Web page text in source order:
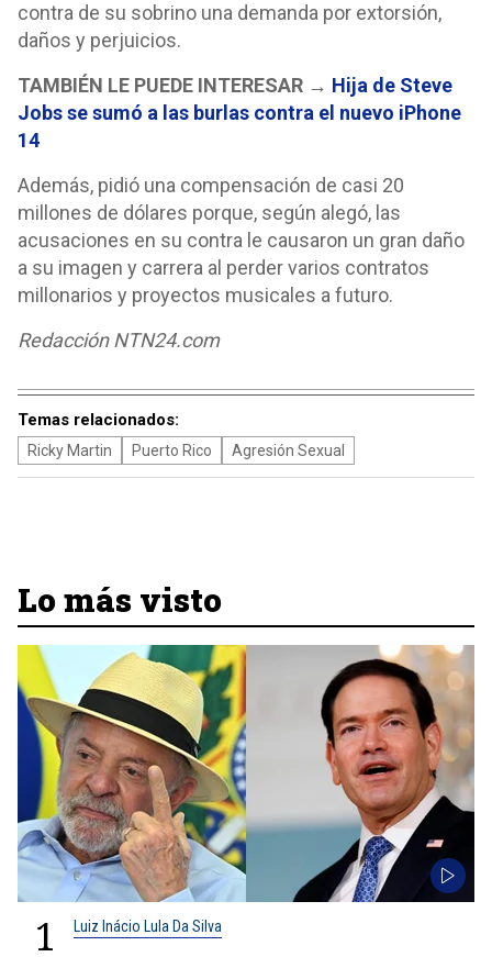
contra de su sobrino una demanda por extorsión,
daños y perjuicios.
TAMBIÉN LE PUEDE INTERESAR → Hija de Steve
Jobs se sumó a las burlas contra el nuevo iPhone
14
Además, pidió una compensación de casi 20
millones de dólares porque, según alegó, las
acusaciones en su contra le causaron un gran daño
a su imagen y carrera al perder varios contratos
millonarios y proyectos musicales a futuro.
Redacción NTN24.com
Temas relacionados:
Ricky Martin Puerto Rico Agresión Sexual
Lo más visto
1 Luiz Inácio Lula Da Silva